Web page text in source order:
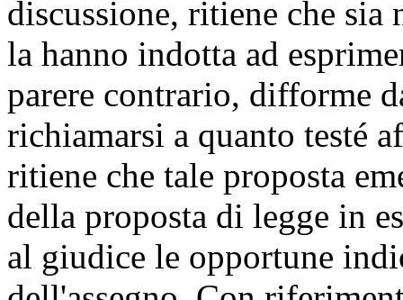
Alessia MORANI (PD)
metodo di lavoro
dall'opposizione per
discussione, ritiene che sia
la hanno indotta ad
parere contrario, difforme